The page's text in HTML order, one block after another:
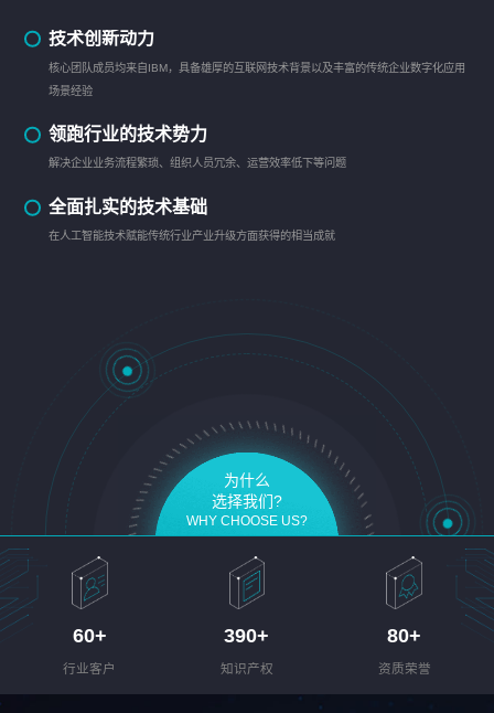
技术创新动力
核心团队成员均来自IBM，具备雄厚的互联网技术背景以及丰富的传统企业数字化应用
场景经验
领跑行业的技术势力
解决企业业务流程繁琐、组织人员冗余、运营效率低下等问题
全面扎实的技术基础
在人工智能技术赋能传统行业产业升级方面获得的相当成就
为什么
选择我们?
WHY CHOOSE US?
60+
行业客户
390+
知识产权
80+
资质荣誉